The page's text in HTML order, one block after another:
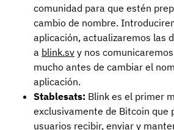
comunidad para que estén
cambio de nombre.
aplicación, actualizaremos las
a blink.sv y nos
mucho antes de cambiar el
aplicación.
Stablesats: Blink es el primer
exclusivamente de Bitcoin que
usuarios recibir, enviar y